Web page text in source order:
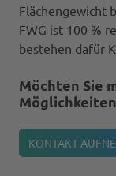
Flächengewicht
FWG ist 100 %
bestehen dafür
Möchten Sie
KONTAKT